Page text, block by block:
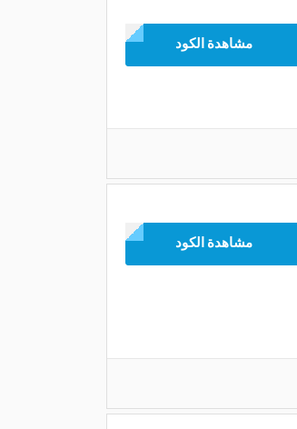
مشاهدة الكود
مشاهدة الكود